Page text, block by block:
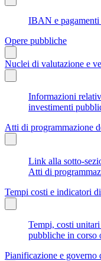
IBAN e
Opere pubbliche
Nuclei di valutazione e
Informazioni
investimenti
Atti di programmazione
Link alla sotto-
Atti di
Tempi costi e indicatori
Tempi, costi
pubbliche in corso
Pianificazione e governo